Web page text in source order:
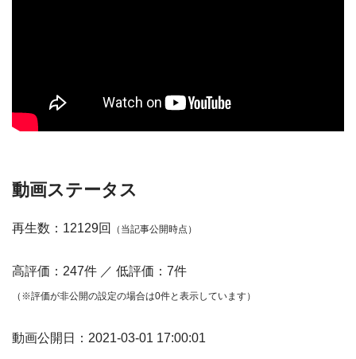
動画ステータス
再生数：12129回 （当記事公開時点）
高評価：247件 ／ 低評価：7件
（※評価が非公開の設定の場合は0件と表示しています）
動画公開日：2021-03-01 17:00:01